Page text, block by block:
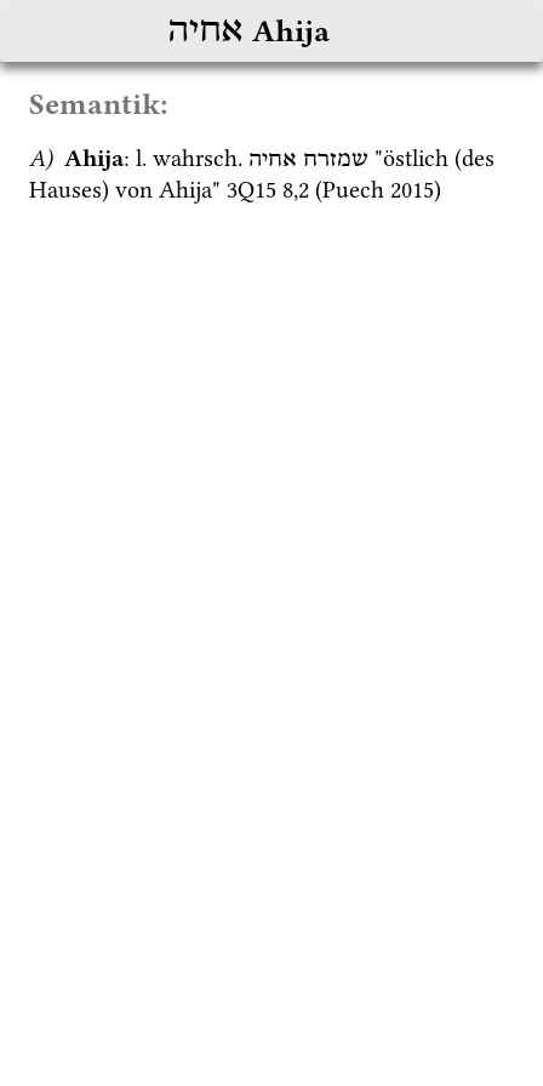
אחיה Ahija
Semantik:
A) Ahija: l. wahrsch. שמזרח אחיה
"östlich (des
Hauses) von Ahija" 3Q15 8,2 (Puech 2015)